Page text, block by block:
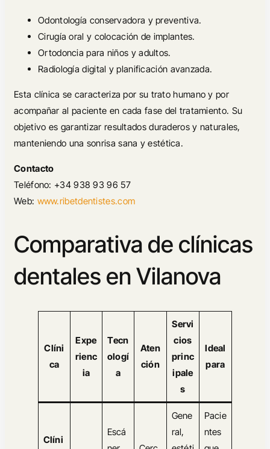
Odontología conservadora y preventiva.
Cirugía oral y colocación de implantes.
Ortodoncia para niños y adultos.
Radiología digital y planificación avanzada.
Esta clínica se caracteriza por su trato humano y por
acompañar al paciente en cada fase del tratamiento. Su
objetivo es garantizar resultados duraderos y naturales,
manteniendo una sonrisa sana y estética.
Contacto
Teléfono: +34 938 93 96 57
Web: www.ribetdentistes.com
Comparativa de clínicas
dentales en Vilanova
Clíni
ca
Expe
rienc
ia
Tecn
ologí
a
Aten
ción
Servi
cios
princ
ipale
s
Ideal
para
Clíni
Escá
Gene
ral,
Pacie
ntes